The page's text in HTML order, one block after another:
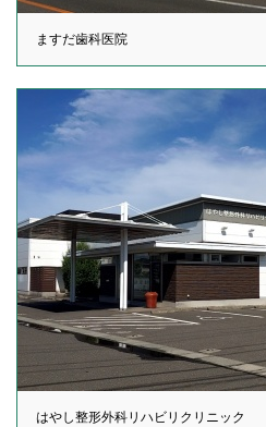
ますだ歯科医院
はやし整形外科リハビリクリニック